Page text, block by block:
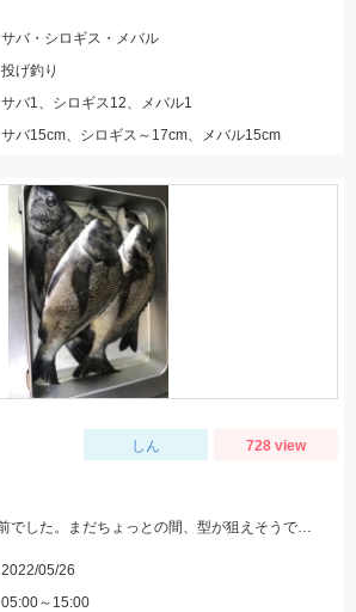
サバ・シロギス・メバル
投げ釣り
サバ1、シロギス12、メバル1
サバ15cm、シロギス～17cm、メバル15cm
しん 728 view
まだ卵抱えてるので産卵前でした。まだちょっとの間、型が狙えそうです。
2022/05/26
05:00～15:00